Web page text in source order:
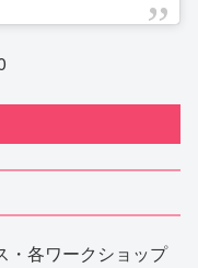
各ワークショップ